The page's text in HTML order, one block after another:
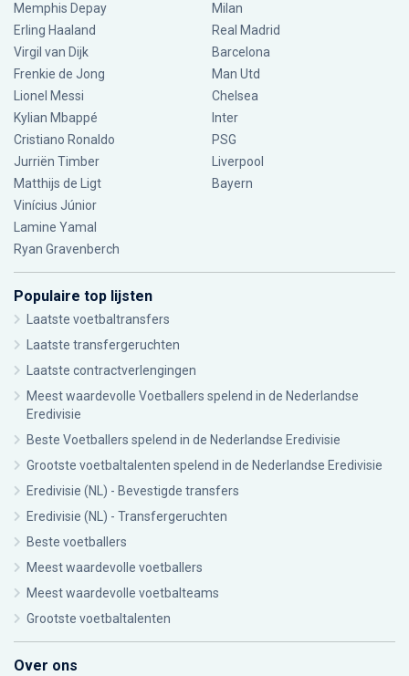
Memphis Depay
Erling Haaland
Virgil van Dijk
Frenkie de Jong
Lionel Messi
Kylian Mbappé
Cristiano Ronaldo
Jurriën Timber
Matthijs de Ligt
Vinícius Júnior
Lamine Yamal
Ryan Gravenberch
Milan
Real Madrid
Barcelona
Man Utd
Chelsea
Inter
PSG
Liverpool
Bayern
Populaire top lijsten
Laatste voetbaltransfers
Laatste transfergeruchten
Laatste contractverlengingen
Meest waardevolle Voetballers spelend in de Nederlandse
Eredivisie
Beste Voetballers spelend in de Nederlandse Eredivisie
Grootste voetbaltalenten spelend in de Nederlandse Eredivisie
Eredivisie (NL) - Bevestigde transfers
Eredivisie (NL) - Transfergeruchten
Beste voetballers
Meest waardevolle voetballers
Meest waardevolle voetbalteams
Grootste voetbaltalenten
Over ons